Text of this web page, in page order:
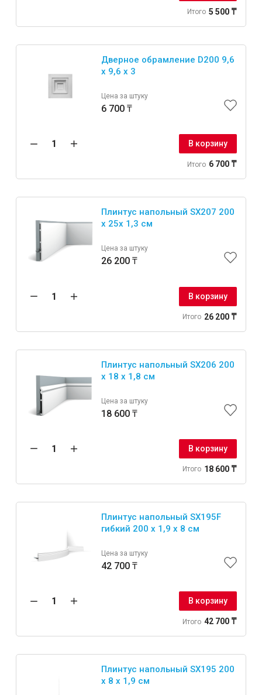
Итого 5 500 ₸
Дверное обрамление D200 9,6
x 9,6 x 3
Цена за штуку
6 700 ₸
В корзину
Итого 6 700 ₸
Плинтус напольный SX207 200
x 25x 1,3 см
Цена за штуку
26 200 ₸
В корзину
Итого 26 200 ₸
Плинтус напольный SX206 200
x 18 x 1,8 см
Цена за штуку
18 600 ₸
В корзину
Итого 18 600 ₸
Плинтус напольный SX195F
гибкий 200 x 1,9 x 8 см
Цена за штуку
42 700 ₸
В корзину
Итого 42 700 ₸
Плинтус напольный SX195 200
x 8 x 1,9 см